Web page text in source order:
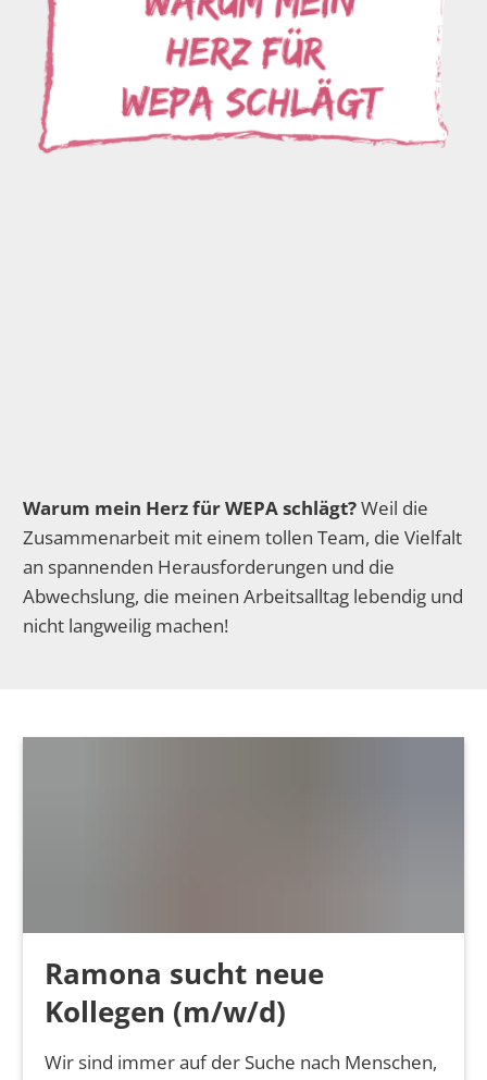
Warum mein Herz für WEPA schlägt?Weil die
Zusammenarbeit mit einem tollen Team, die Vielfalt
an spannenden Herausforderungen und die
Abwechslung, die meinen Arbeitsalltag lebendig und
nicht langweilig machen!
Ramona sucht neue
Kollegen (m/w/d)
Wir sind immer auf der Suche nach Menschen,